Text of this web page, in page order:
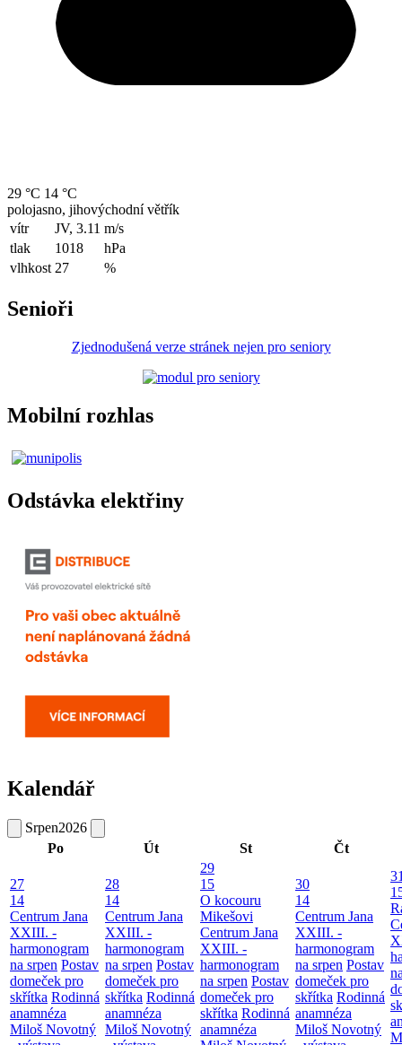
29 °C 14 °C
polojasno, jihovýchodní větřík
vítr
JV, 3.11 m/s
tlak
1018
hPa
vlhkost 27 %
Senioři
Zjednodušená verze stránek nejen pro seniory
Mobilní rozhlas
Odstávka elektřiny
Kalendář
Srpen2026
Po
Út St Čt
27
14
Centrum Jana
XXIII. -
harmonogram
na srpen Postav
domeček pro
skřítka Rodinná
anamnéza
Miloš Novotný
28
14
Centrum Jana
XXIII. -
harmonogram
na srpen Postav
domeček pro
skřítka Rodinná
anamnéza
Miloš Novotný
29
15
O kocouru
Mikešovi
Centrum Jana
XXIII. -
harmonogram
na srpen Postav
domeček pro
skřítka Rodinná
anamnéza
30
14
Centrum Jana
XXIII. -
harmonogram
na srpen Postav
domeček pro
skřítka Rodinná
anamnéza
Miloš Novotný